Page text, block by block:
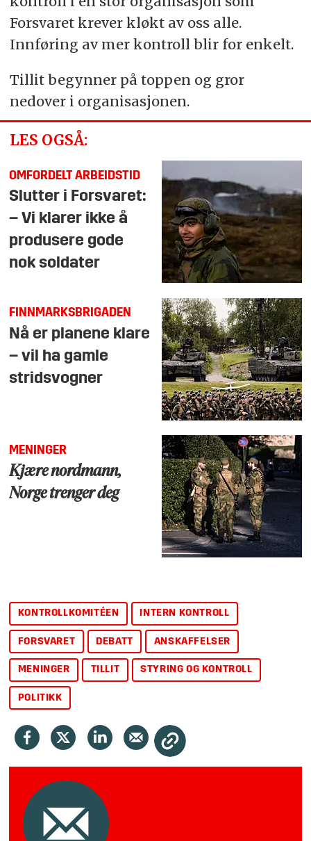
Forsvaret krever kløkt av oss alle.
Innføring av mer kontroll blir for enkelt.
Tillit begynner på toppen og gror
nedover i organisasjonen.
LES OGSÅ:
OMFORDELT ARBEIDSTID
Slutter i Forsvaret:
– Vi klarer ikke å
produsere gode
nok soldater
FINNMARKSBRIGADEN
Nå er planene klare
– vil ha gamle
stridsvogner
MENINGER
Kjære nordmann,
Norge trenger deg
KONTROLLKOMITÉEN INTERN KONTROLL
FORSVARET DEBATT ANSKAFFELSER
MENINGER TILLIT STYRING OG KONTROLL
POLITIKK